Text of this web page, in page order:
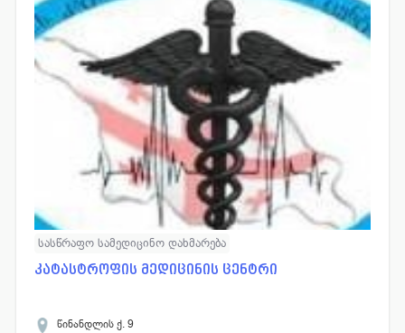
სასწრაფო სამედიცინო დახმარება
კატასტროფის მედიცინის ცენტრი
წინანდლის ქ. 9